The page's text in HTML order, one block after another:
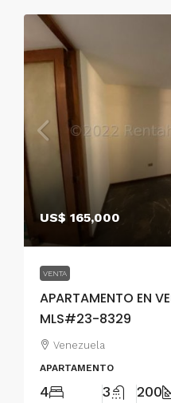
US$ 165,000
VENTA
APARTAMENTO EN
MLS#23-8329
Venezuela
APARTAMENTO
4 3 200